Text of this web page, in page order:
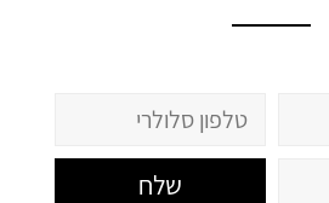
שלח